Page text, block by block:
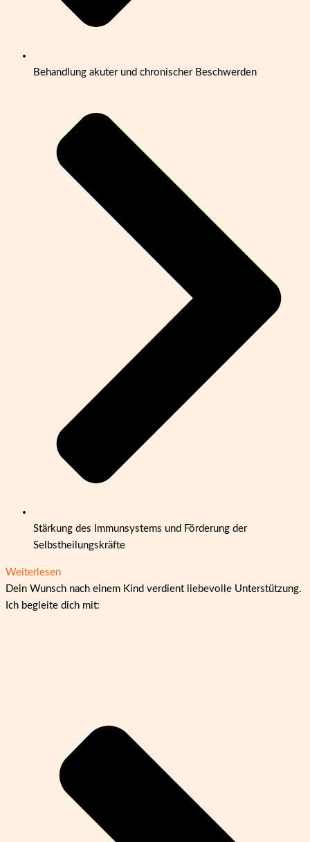
Behandlung akuter und chronischer Beschwerden
Stärkung des Immunsystems und Förderung der
Selbstheilungskräfte
Weiterlesen
Dein Wunsch nach einem Kind verdient liebevolle Unterstützung.
Ich begleite dich mit: